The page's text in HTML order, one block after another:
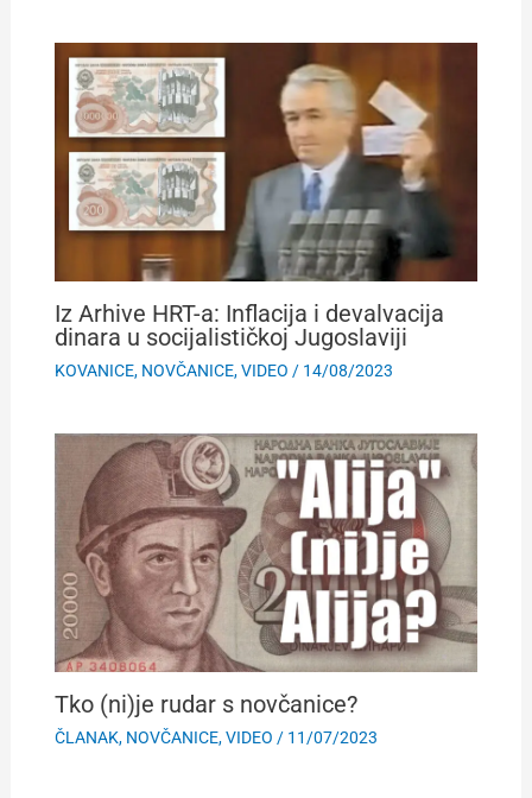
Iz Arhive HRT-a: Inflacija i devalvacija
dinara u socijalističkoj Jugoslaviji
KOVANICE, NOVČANICE,VIDEO / 14/08/2023
Tko (ni)je rudar s novčanice?
ČLANAK, NOVČANICE,VIDEO / 11/07/2023